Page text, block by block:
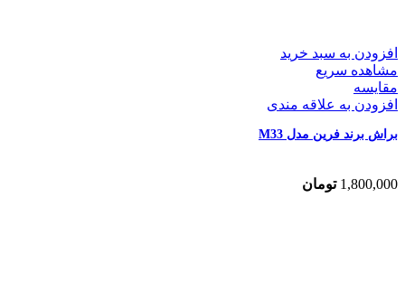
افزودن به سبد خرید
مشاهده سریع
مقایسه
افزودن به علاقه مندی
براش برند فرین مدل M33
1,800,000 تومان